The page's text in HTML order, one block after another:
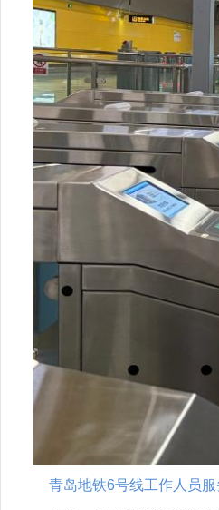
青岛地铁6号线工作人员